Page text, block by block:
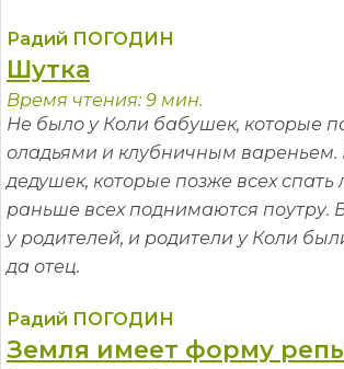
Радий ПОГОДИН
Шутка
Время чтения: 9 мин.
Не было у Коли бабушек, которые
оладьями и клубничным вареньем.
дедушек, которые позже всех спать
раньше всех поднимаются поутру.
у родителей, и родители у Коли
да отец.
Радий ПОГОДИН
Земля имеет форму